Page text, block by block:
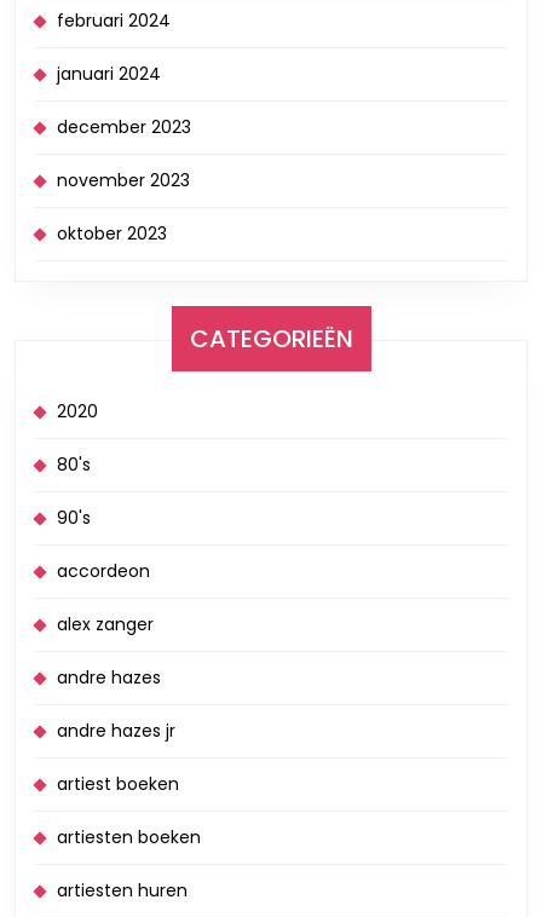
februari 2024
januari 2024
december 2023
november 2023
oktober 2023
CATEGORIEËN
2020
80's
90's
accordeon
alex zanger
andre hazes
andre hazes jr
artiest boeken
artiesten boeken
artiesten huren